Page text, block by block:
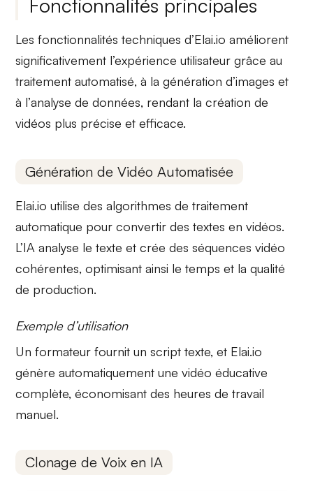
Fonctionnalités principales
Les fonctionnalités techniques d’Elai.io améliorent
significativement l’expérience utilisateur grâce au
traitement automatisé, à lagénération d’images et
à l’analyse de données, rendant la création de
vidéos plus précise et efficace.
Génération de Vidéo Automatisée
Elai.io utilise des algorithmes detraitement
automatique pour convertir des textes en vidéos.
L’IA analyse le texte et crée des séquences vidéo
cohérentes, optimisant ainsi le temps et la qualité
de production.
Exemple d’utilisation
Un formateur fournit un script texte, et Elai.io
génère automatiquement une vidéo éducative
complète, économisant des heures de travail
manuel.
Clonage de Voix en IA